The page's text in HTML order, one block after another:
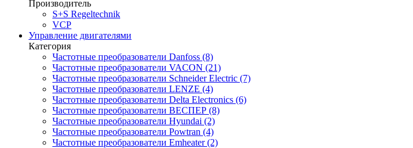
Производитель
S+S Regeltechnik
VCP
Управление двигателями
Категория
Частотные преобразователи Danfoss (8)
Частотные преобразователи VACON (21)
Частотные преобразователи Schneider Electric (7)
Частотные преобразователи LENZE (4)
Частотные преобразователи Delta Electronics (6)
Частотные преобразователи ВЕСПЕР (8)
Частотные преобразователи Hyundai (2)
Частотные преобразователи Powtran (4)
Частотные преобразователи Emheater (2)